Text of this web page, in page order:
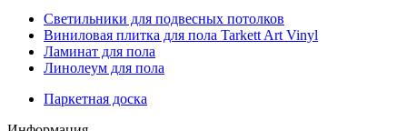
Светильники для подвесных потолков
Виниловая плитка для пола Tarkett Art Vinyl
Ламинат для пола
Линолеум для пола
Паркетная доска